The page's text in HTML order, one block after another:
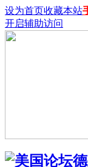
设为首页收藏本站
开启辅助访问